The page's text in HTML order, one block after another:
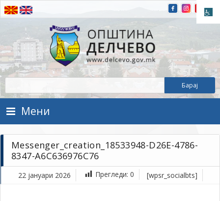
Прескокнете на содржината
Општина Делчево
Општина Делчево
Мени
Messenger_creation_18533948-D26E-4786-
8347-A6C636976C76
22 јануари 2026 Прегледи: 0 [wpsr_socialbts]